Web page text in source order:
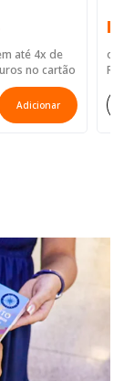
até 4x de
no cartão
Adicionar
ou
R$